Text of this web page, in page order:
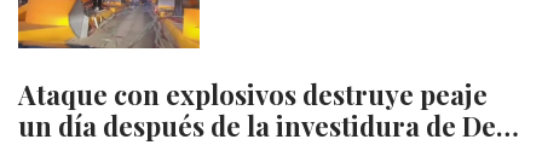
Ataque con explosivos destruye peaje
un día después de la investidura de De…